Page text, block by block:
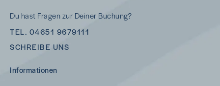
Du hast Fragen zur Deiner Buchung?
TEL. 04651 9679111
SCHREIBE UNS
Informationen